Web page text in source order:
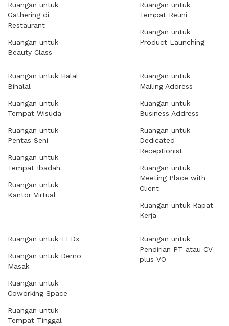
Ruangan untuk
Gathering di
Restaurant
Ruangan untuk
Beauty Class
Ruangan untuk
Tempat Reuni
Ruangan untuk
Product Launching
Ruangan untuk Halal
Bihalal
Ruangan untuk
Tempat Wisuda
Ruangan untuk
Pentas Seni
Ruangan untuk
Tempat Ibadah
Ruangan untuk
Kantor Virtual
Ruangan untuk
Mailing Address
Ruangan untuk
Business Address
Ruangan untuk
Dedicated
Receptionist
Ruangan untuk
Meeting Place with
Client
Ruangan untuk Rapat
Kerja
Ruangan untuk TEDx
Ruangan untuk Demo
Masak
Ruangan untuk
Coworking Space
Ruangan untuk
Tempat Tinggal
Ruangan untuk
Pendirian PT atau CV
plus VO